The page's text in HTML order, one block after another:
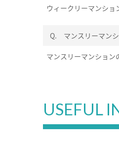
ウィークリーマンショ
Q. マンスリーマン
マンスリーマンション
USEFUL